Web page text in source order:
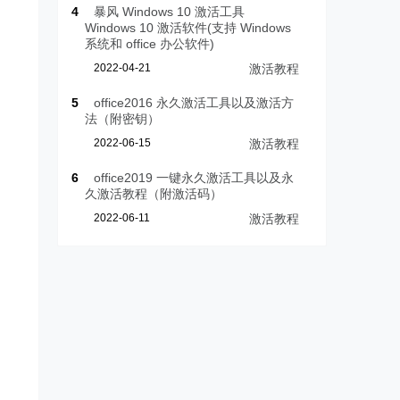
4
暴风 Windows 10 激活工具
Windows 10 激活软件(支持 Windows
系统和 office 办公软件)
2022-04-21 激活教程
5
office2016 永久激活工具以及激活方
法（附密钥）
2022-06-15 激活教程
6
office2019 一键永久激活工具以及永
久激活教程（附激活码）
2022-06-11 激活教程